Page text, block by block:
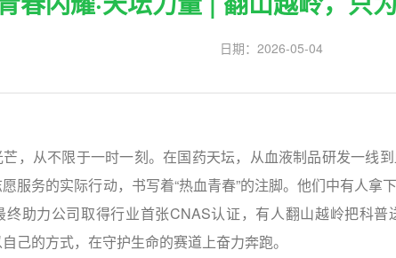
日期： 2026-05-04
芒，从不限于一时一刻。在国药天坛，从血液制品研发一线
服务的实际行动，书写着“热血青春”的注脚。他们中有人拿
终助力公司取得行业首张CNAS认证，有人翻山越岭把科
己的方式，在守护生命的赛道上奋力奔跑。